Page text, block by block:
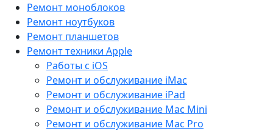
Ремонт моноблоков
Ремонт ноутбуков
Ремонт планшетов
Ремонт техники Apple
Работы с iOS
Ремонт и обслуживание iMac
Ремонт и обслуживание iPad
Ремонт и обслуживание Mac Mini
Ремонт и обслуживание Mac Pro